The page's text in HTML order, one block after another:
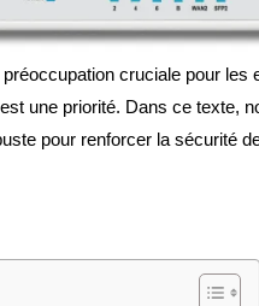
cruciale pour
une priorité. Dans ce texte,
pour renforcer la sécurité